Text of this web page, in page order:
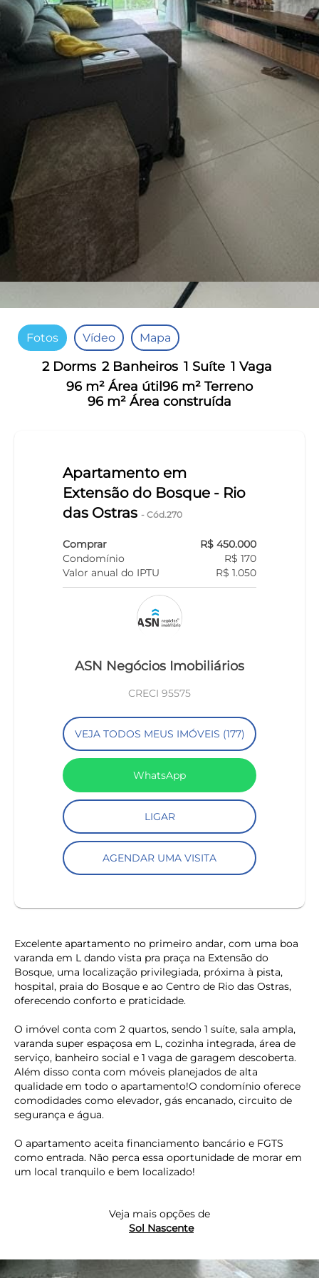
Fotos Vídeo Mapa
2 Dorms 2 Banheiros 1 Suíte 1 Vaga
96 m² Área útil96 m² Terreno
96 m² Área construída
Apartamento em
Extensão do Bosque - Rio
das Ostras- Cód.270
Comprar
R$ 450.000
Condomínio
R$ 170
Valor anual do IPTU
R$ 1.050
ASN Negócios Imobiliários
CRECI 95575
VEJA TODOS MEUS IMÓVEIS (177)
WhatsApp
LIGAR
AGENDAR UMA VISITA
Excelente apartamento no primeiro andar, com uma boa
varanda em L dando vista pra praça na Extensão do
Bosque, uma localização privilegiada, próxima à pista,
hospital, praia do Bosque e ao Centro de Rio das Ostras,
oferecendo conforto e praticidade.
O imóvel conta com 2 quartos, sendo 1 suíte, sala ampla,
varanda super espaçosa em L, cozinha integrada, área de
serviço, banheiro social e 1 vaga de garagem descoberta.
Além disso conta com móveis planejados de alta
qualidade em todo o apartamento!O condomínio oferece
comodidades como elevador, gás encanado, circuito de
segurança e água.
O apartamento aceita financiamento bancário e FGTS
como entrada. Não perca essa oportunidade de morar em
um local tranquilo e bem localizado!
Veja mais opções de
Sol Nascente